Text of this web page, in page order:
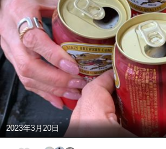
2023年3月20日